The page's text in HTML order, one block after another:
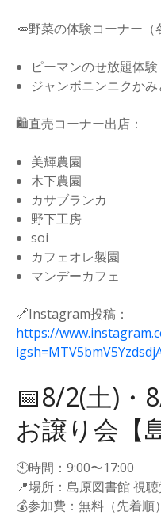
🥕野菜の体験コーナー（
ピーマンのせ放題体験
ジャンボニンニクか
🛍️直売コーナー出店：
美輝農園
木下農園
カサブランカ
野下工房
soi
カフェオレ製園
マンデーカフェ
🔗Instagram投稿：
https://
📅8/2(土)・
お譲り会【
🕙時間：9:00〜17:00
📍場所：島原図書館 視
💰参加費：無料（先着順）